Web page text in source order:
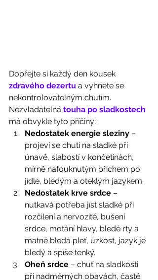
Dopřejte si každý den kousek
zdravého dezertu a vyhnete se
nekontrolovatelným chutím.
Nezvladatelná touha po sladkostech
má obvykle tyto příčiny:
Nedostatek energie sleziny –
projeví se chutí na sladké při
únavě, slabostí v končetinách,
mírně nafouknutým břichem po
jídle, bledým a oteklým jazykem.
Nedostatek krve srdce –
nutkavá potřeba jíst sladké při
rozčilení a nervozitě, bušení
srdce, motání hlavy, bledé rty a
matně bledá pleť, úzkost, jazyk je
bledý a spíše tenký.
Oheň srdce – chuť na sladkosti
při nadměrných obavách, časté